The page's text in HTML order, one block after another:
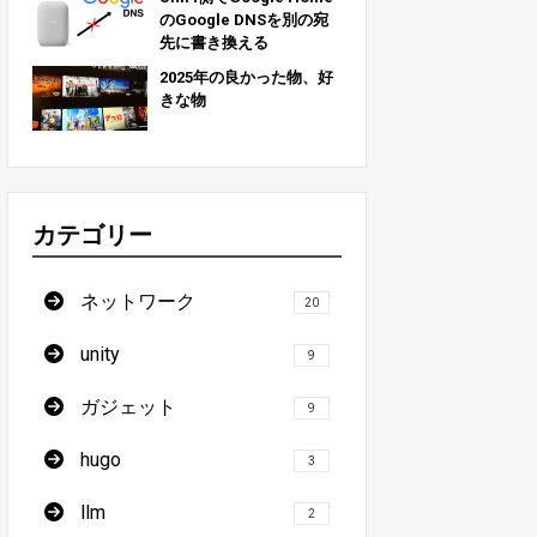
のGoogle DNSを別の宛
先に書き換える
2025年の良かった物、好
きな物
カテゴリー
ネットワーク 20
unity 9
ガジェット 9
hugo 3
llm 2